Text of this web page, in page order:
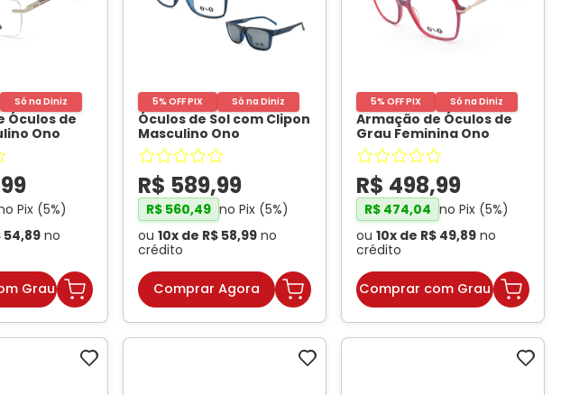
Conheça Nossas Marcas
Só na Diniz
Óculos de
Ono
99
Pix (5%)
54,89no
Grau
5% OFF PIX Só na Diniz
Óculos de Sol com Clipon
Masculino Ono
ON0031CP cor Azul
Marinho- ONO
R$ 589,99
R$ 560,49 no Pix (5%)
ou10x de R$ 58,99 no
crédito
Comprar Agora
5% OFF PIX Só na Diniz
Armação de Óculos de
Grau Feminina Ono
ON0028 Retangular Cor
Vermelho Translúcido
ONO
R$ 498,99
R$ 474,04 no Pix (5%)
ou10x de R$ 49,89 no
crédito
Comprar com Grau